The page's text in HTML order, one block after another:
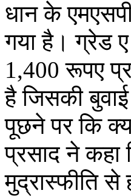
धान के
गया है। ग्रेड
1,400 रूपए
है जिसकी
पूछने पर कि
प्रसाद ने कहा
मुद्रास्फीति